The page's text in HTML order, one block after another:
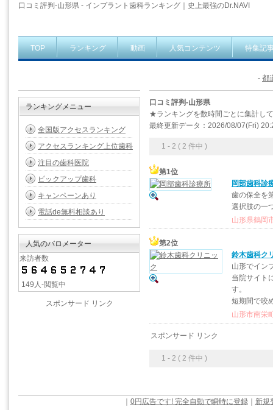
口コミ評判-山形県 - インプラント歯科ランキング｜史上最強のDr.NAVI
TOP ランキング 動画 人気コンテンツ 特集記
- 都
口コミ評判-山形県
★ランキングを数時間ごとに集計し
最終更新データ：2026/08/07(Fri)
1 - 2 ( 2 件中 )
第1位
岡部歯科診
歯の保全を
選択肢の一
山形県鶴岡
第2位
鈴木歯科ク
山形でイン
当院サイト
す。
短期間で咬
山形市南栄
スポンサード リンク
1 - 2 ( 2 件中 )
ランキングメニュー
全国版アクセスランキング
アクセスランキング上位歯科
注目の歯科医院
ピックアップ歯科
キャンペーンあり
電話de無料相談あり
人気のバロメーター
来訪者数
149人-閲覧中
スポンサード リンク
0円広告です! 完全自動で瞬時に登録｜ 新規